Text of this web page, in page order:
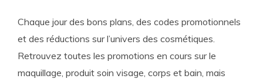
Chaque jour des bons plans, des codes promotionnels
et des réductions sur l’univers des cosmétiques.
Retrouvez toutes les promotions en cours sur le
maquillage, produit soin visage, corps et bain, mais